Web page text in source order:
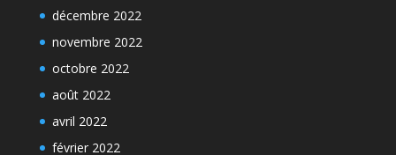
décembre 2022
novembre 2022
octobre 2022
août 2022
avril 2022
février 2022